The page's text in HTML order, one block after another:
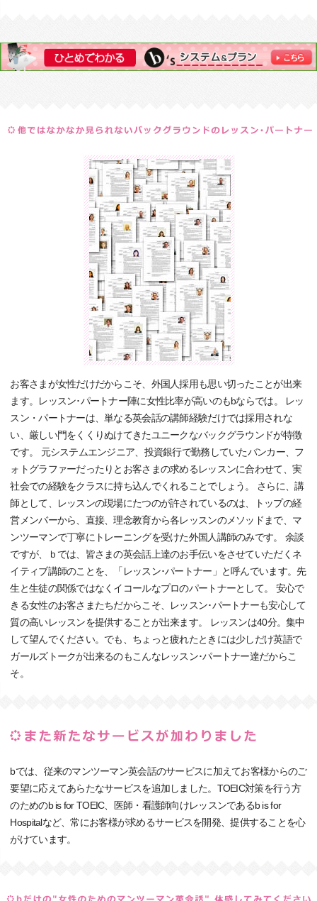
お客さまが女性だけだからこそ、外国人採用も思い切ったことが出来
ます。レッスン･パートナー陣に女性比率が高いのもbならでは。 レッ
スン・パートナーは、単なる英会話の講師経験だけでは採用されな
い、厳しい門をくくりぬけてきたユニークなバックグラウンドが特徴
です。 元システムエンジニア、投資銀行で勤務していたバンカー、フ
ォトグラファーだったりとお客さまの求めるレッスンに合わせて、実
社会での経験をクラスに持ち込んでくれることでしょう。 さらに、講
師として、レッスンの現場にたつのが許されているのは、トップの経
営メンバーから、直接、理念教育から各レッスンのメソッドまで、マ
ンツーマンで丁寧にトレーニングを受けた外国人講師のみです。 余談
ですが、ｂでは、皆さまの英会話上達のお手伝いをさせていただくネ
イティブ講師のことを、「レッスン･パートナー」と呼んでいます。先
生と生徒の関係ではなくイコールなプロのパートナーとして。 安心で
きる女性のお客さまたちだからこそ、レッスン･パートナーも安心して
質の高いレッスンを提供することが出来ます。 レッスンは40分。集中
して望んでください。でも、ちょっと疲れたときには少しだけ英語で
ガールズトークが出来るのもこんなレッスン･パートナー達だからこ
そ。
bでは、従来のマンツーマン英会話のサービスに加えてお客様からのご
要望に応えてあらたなサービスを追加しました。TOEIC対策を行う方
のためのb is for TOEIC、医師・看護師向けレッスンであるb is for
Hospitalなど、常にお客様が求めるサービスを開発、提供することを心
がけています。